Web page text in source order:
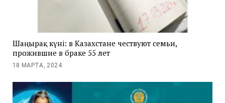
Шаңырақ күні: в Казахстане чествуют семьи,
прожившие в браке 55 лет
18 МАРТА, 2024